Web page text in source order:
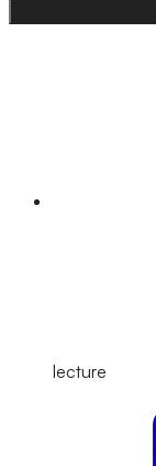
lecture